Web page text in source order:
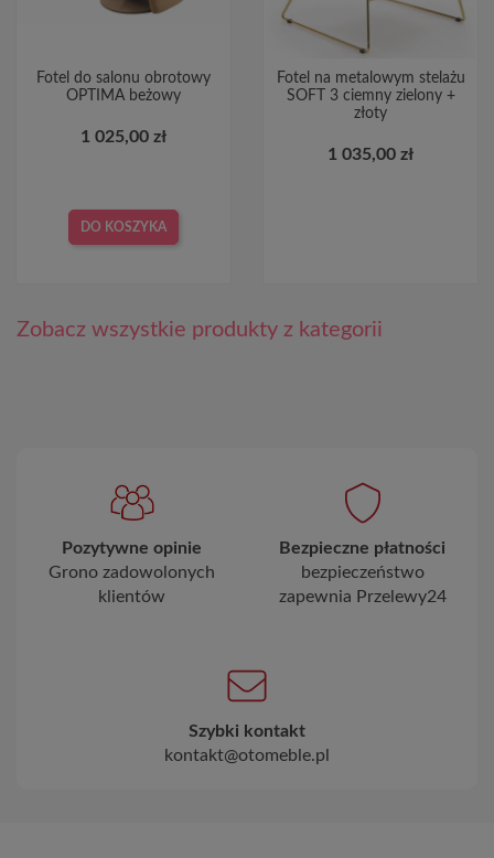
Fotel do salonu obrotowy
OPTIMA beżowy
1 025,00 zł
DO KOSZYKA
Fotel na metalowym stelażu
SOFT 3 ciemny zielony +
złoty
1 035,00 zł
Zobacz wszystkie produkty z kategorii
Pozytywne opinie
Grono zadowolonych
klientów
Bezpieczne płatności
bezpieczeństwo
zapewnia Przelewy24
Szybki kontakt
kontakt@otomeble.pl